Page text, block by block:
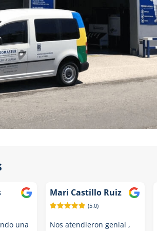
una
Mari Castillo Ruiz
(5.0)
Nos atendieron genial ,